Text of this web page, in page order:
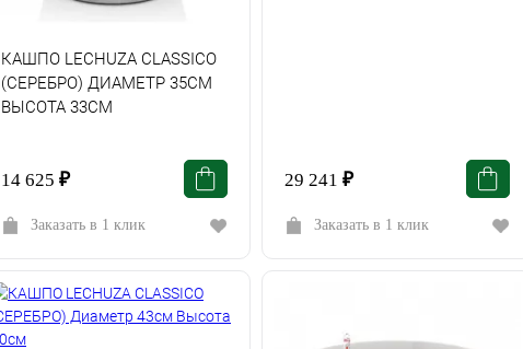
КАШПО LECHUZA CLASSICO
(СЕРЕБРО) ДИАМЕТР 35СМ
ВЫСОТА 33СМ
14 625 ₽
Заказать в 1 клик
29 241 ₽
Заказать в 1 клик